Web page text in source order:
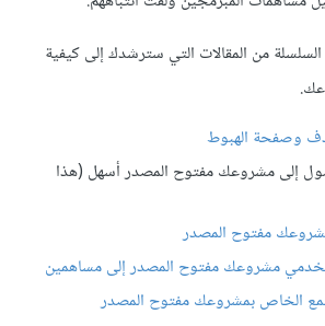
من المقالات التي سترشدك إلى كيفية
وصفحة الهبوط
إلى مشروعك مفتوح المصدر أسهل (هذا
مفتوح المصدر
مشروعك مفتوح المصدر إلى مساهمين
الخاص بمشروعك مفتوح المصدر